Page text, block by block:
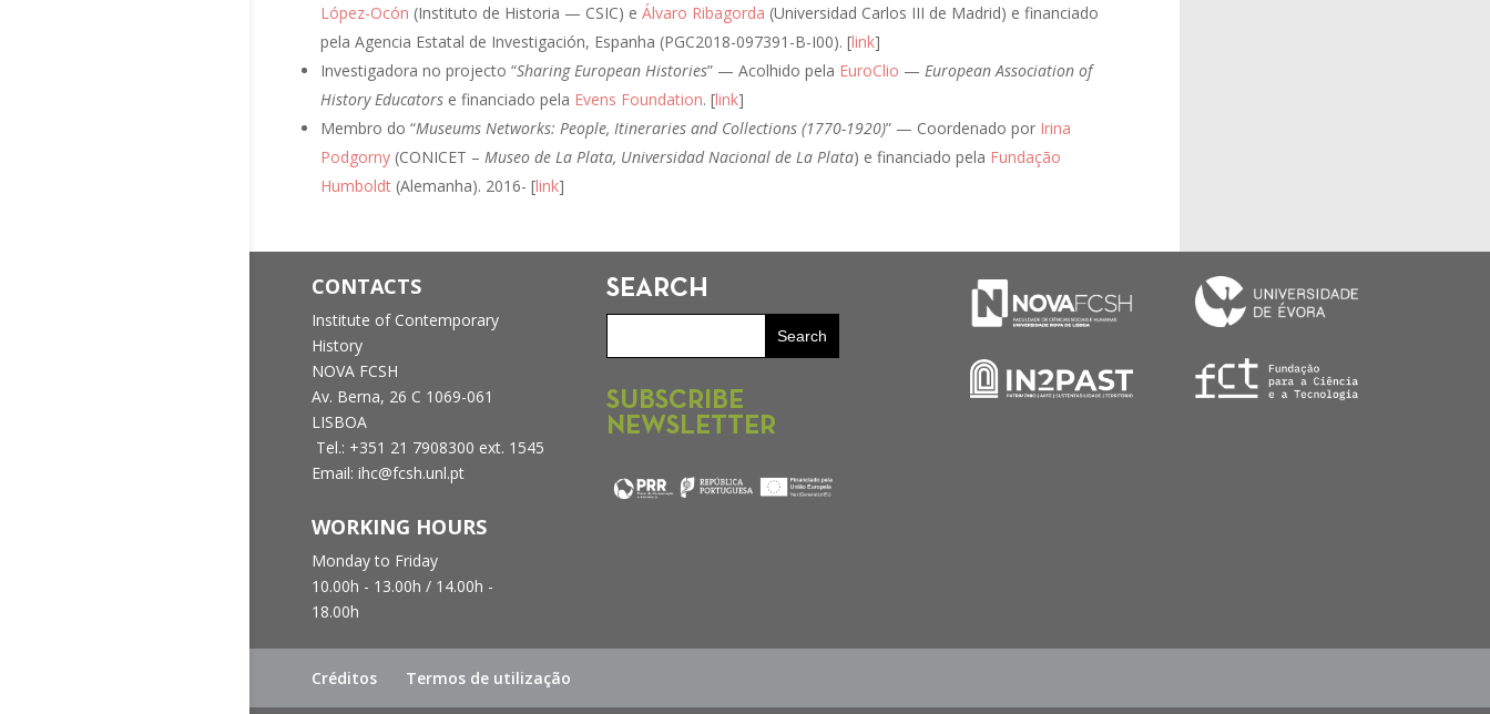
López-Ocón (Instituto de Historia — CSIC) e Álvaro Ribagorda (Universidad Carlos III de Madrid) e financiado
pela Agencia Estatal de Investigación, Espanha (PGC2018-097391-B-I00). [link]
Investigadora no projecto “Sharing European Histories” — Acolhido pela EuroClio — European Association of
History Educators e financiado pela Evens Foundation. [link]
Membro do “Museums Networks: People, Itineraries and Collections (1770-1920)” — Coordenado por Irina
Podgorny (CONICET – Museo de La Plata, Universidad Nacional de La Plata) e financiado pela Fundação
Humboldt (Alemanha). 2016- [link]
CONTACTS
Institute of Contemporary
History
NOVA FCSH
Av. Berna, 26 C 1069-061
LISBOA
Tel.: +351 21 7908300 ext. 1545
Email: ihc@fcsh.unl.pt
WORKING HOURS
Monday to Friday
10.00h - 13.00h / 14.00h -
18.00h
SEARCH
SUBSCRIBE
NEWSLETTER
Créditos Termos de utilização